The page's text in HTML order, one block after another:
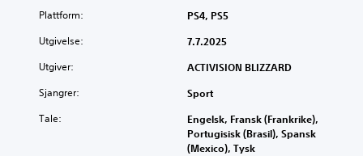
Plattform: PS4, PS5
Utgivelse: 7.7.2025
Utgiver: ACTIVISION BLIZZARD
Sjangrer: Sport
Tale:
Engelsk, Fransk (Frankrike),
Portugisisk (Brasil), Spansk
(Mexico), Tysk